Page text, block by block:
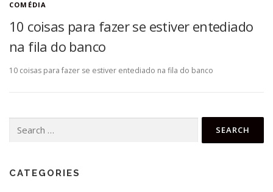
COMÉDIA
10 coisas para fazer se estiver entediado
na fila do banco
10 coisas para fazer se estiver entediado na fila do banco
for:
CATEGORIES